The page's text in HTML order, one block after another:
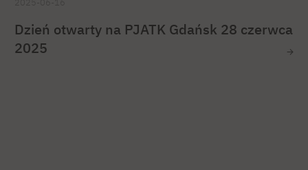
Dzień otwarty na PJATK Gdańsk 28 czerwca
2025